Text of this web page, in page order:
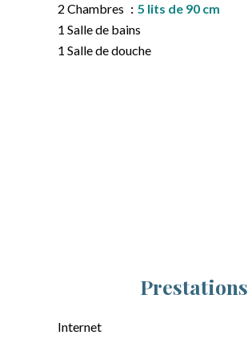
2 Chambres
5 lits de 90 cm
1 Salle de bains
1 Salle de douche
Prestations
Internet